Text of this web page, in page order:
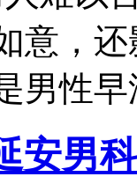
意，
男性
安男